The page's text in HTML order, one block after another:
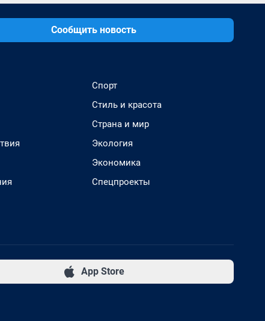
Сообщить новость
Спорт
Стиль и красота
Страна и мир
Экология
Экономика
Спецпроекты
App Store